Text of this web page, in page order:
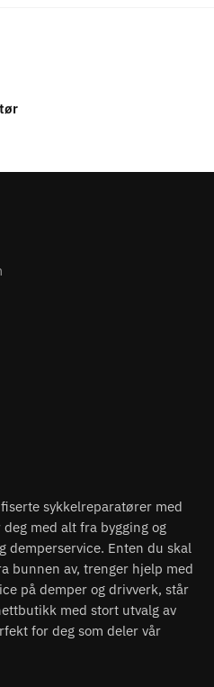
sykkelreparatører med
med alt fra bygging og
demperservice. Enten du skal
bunnen av, trenger hjelp med
på demper og drivverk, står
med stort utvalg av
for deg som deler vår